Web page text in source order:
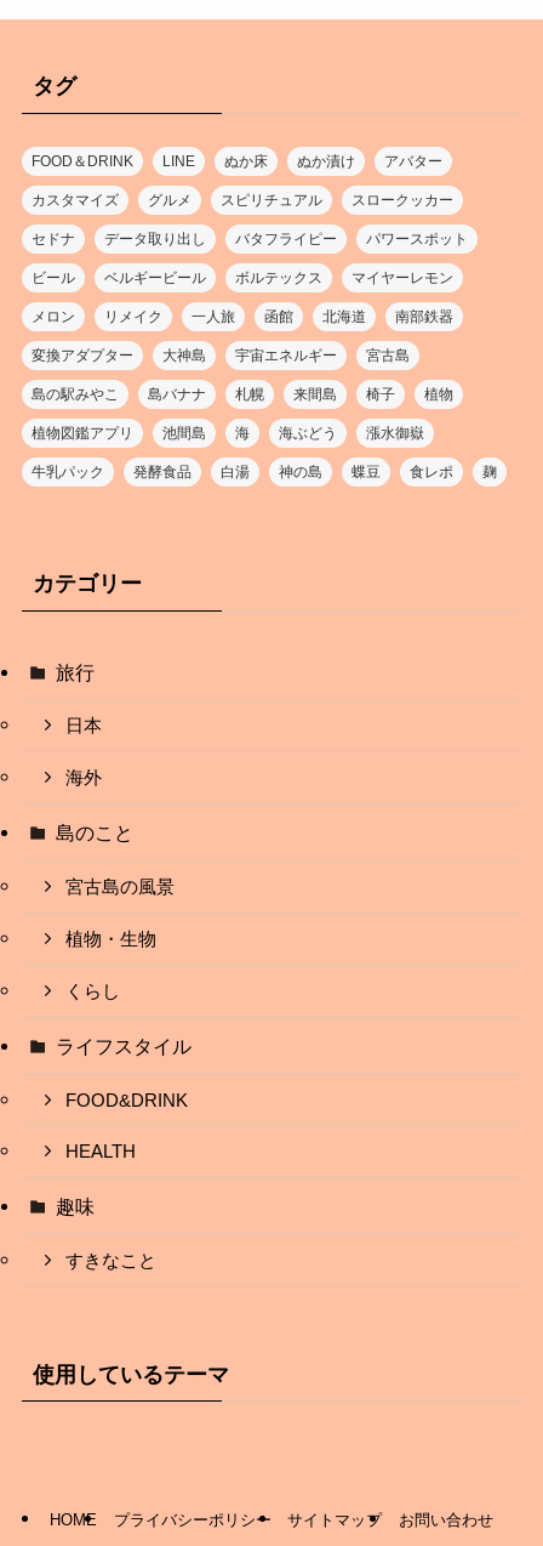
タグ
FOOD＆DRINK LINE ぬか床 ぬか漬け アバター
カスタマイズ グルメ スピリチュアル スロークッカー
セドナ データ取り出し バタフライピー パワースポット
ビール ベルギービール ボルテックス マイヤーレモン
メロン リメイク 一人旅 函館 北海道 南部鉄器
変換アダプター 大神島 宇宙エネルギー 宮古島
島の駅みやこ 島バナナ 札幌 来間島 椅子 植物
植物図鑑アプリ 池間島 海 海ぶどう 漲水御嶽
牛乳パック 発酵食品 白湯 神の島 蝶豆 食レポ 麹
カテゴリー
旅行
日本
海外
島のこと
宮古島の風景
植物・生物
くらし
ライフスタイル
FOOD&DRINK
HEALTH
趣味
すきなこと
使用しているテーマ
HOME プライバシーポリシー サイトマップ お問い合わせ